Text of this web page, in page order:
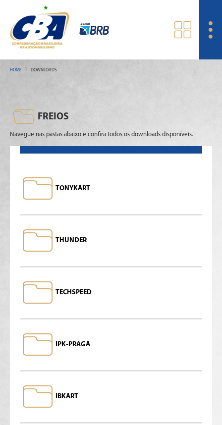
HOME DOWNLOADS
FREIOS
Navegue nas pastas abaixo e confira todos os downloads disponíveis.
TONYKART
THUNDER
TECHSPEED
IPK-PRAGA
IBKART